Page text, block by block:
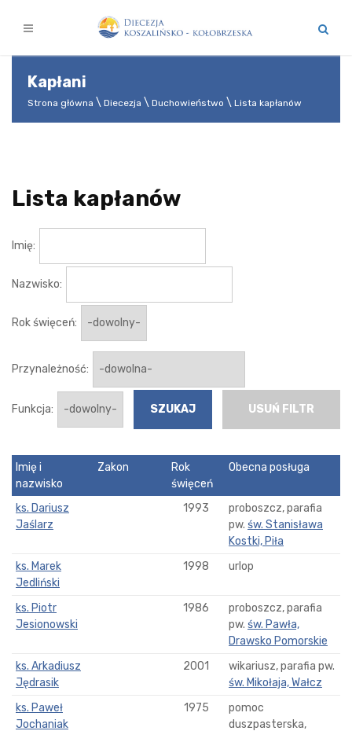
Kapłani
Strona główna Diecezja Duchowieństwo Lista kapłanów
Lista kapłanów
Imię:
Nazwisko:
Rok święceń:
Przynależność:
Funkcja: USUŃ FILTR
Imię i
nazwisko
Zakon
Rok
święceń
Obecna posługa
ks. Dariusz
Jaślarz
1993
proboszcz, parafia
pw. św. Stanisława
Kostki, Piła
ks. Marek
Jedliński
1998 urlop
ks. Piotr
Jesionowski
1986
proboszcz, parafia
pw. św. Pawła,
Drawsko Pomorskie
ks. Arkadiusz
Jędrasik
2001
wikariusz, parafia pw.
św. Mikołaja, Wałcz
ks. Paweł
Jochaniak
1975
pomoc
duszpasterska,